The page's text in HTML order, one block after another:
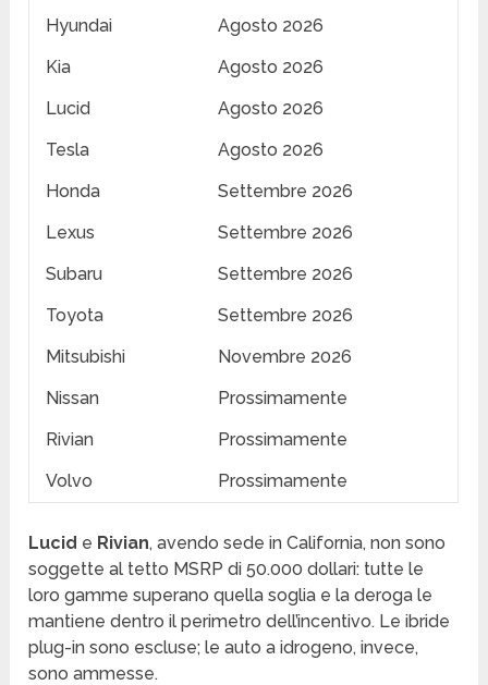
Hyundai
Agosto 2026
Kia
Agosto 2026
Lucid
Agosto 2026
Tesla
Agosto 2026
Honda
Settembre 2026
Lexus
Settembre 2026
Subaru
Settembre 2026
Toyota
Settembre 2026
Mitsubishi
Novembre 2026
Nissan
Prossimamente
Rivian
Prossimamente
Volvo
Prossimamente
Lucid e Rivian, avendo sede in California, non sono
soggette al tetto MSRP di 50.000 dollari: tutte le
loro gamme superano quella soglia e la deroga le
mantiene dentro il perimetro dell’incentivo. Le ibride
plug-in sono escluse; le auto a idrogeno, invece,
sono ammesse.